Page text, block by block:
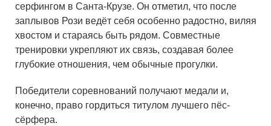
серфингом в Санта-Крузе. Он отметил, что после
заплывов Рози ведёт себя особенно радостно, виляя
хвостом и стараясь быть рядом. Совместные
тренировки укрепляют их связь, создавая более
глубокие отношения, чем обычные прогулки.
Победители соревнований получают медали и,
конечно, право гордиться титулом лучшего пёс-
сёрфера.